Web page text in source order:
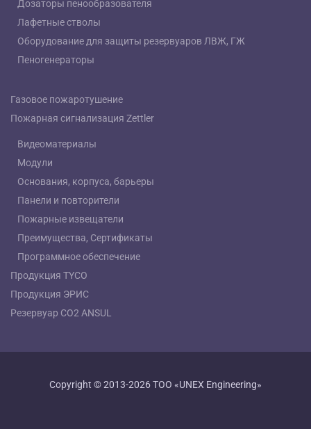
Дозаторы пенообразователя
Лафетные стволы
Оборудование для защиты резервуаров ЛВЖ, ГЖ
Пеногенераторы
Газовое пожаротушение
Пожарная сигнализация Zettler
Видеоматериалы
Модули
Основания, корпуса, барьеры
Панели и повторители
Пожарные извещатели
Преимущества, Сертификаты
Программное обеспечение
Продукция TYCO
Продукция ЭРИС
Резервуар СО2 ANSUL
Copyright © 2013-2026 ТОО «UNEX Engineering»